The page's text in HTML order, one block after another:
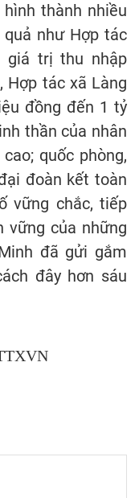
thành nhiều
như Hợp tác
giá trị thu nhập
Hợp tác xã Làng
đồng đến 1 tỷ
thần của nhân
quốc phòng,
đoàn kết toàn
vững chắc, tiếp
vững của những
đã gửi gắm
đây hơn sáu